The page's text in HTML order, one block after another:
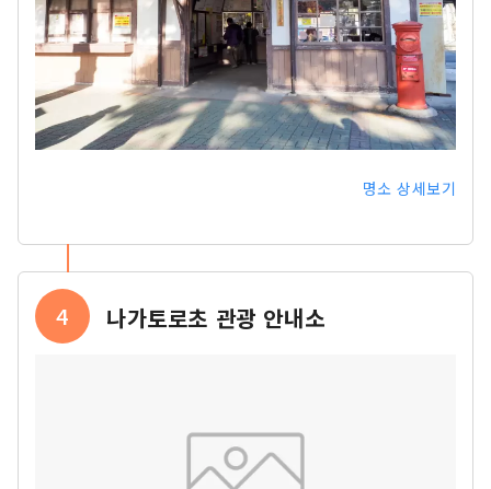
명소 상세보기
4 나가토로초 관광 안내소